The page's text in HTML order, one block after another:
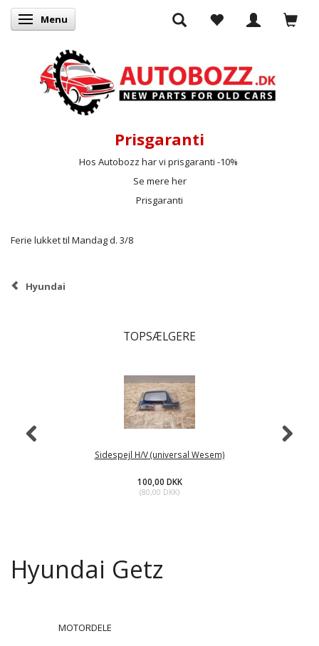
Skifte navigation
Menu
Prisgaranti
Hos Autobozz har vi prisgaranti -10%
Se mere her
Prisgaranti
Ferie lukket til Mandag d. 3/8
Hyundai
TOPSÆLGERE
Sidespejl H/V (universal Wesem)
100,00 DKK
(80,00 DKK)
Hyundai Getz
MOTORDELE